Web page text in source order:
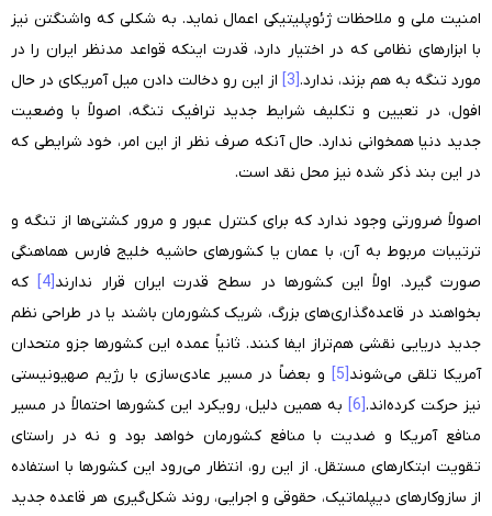
امنیت ملی و ملاحظات ژئوپلیتیکی اعمال نماید. به شکلی که واشنگتن نیز
با ابزارهای نظامی که در اختیار دارد، قدرت اینکه قواعد مدنظر ایران را در
مورد تنگه به هم بزند، ندارد.
از این رو دخالت‌ دادن میل آمریکای در حال
افول، در تعیین و تکلیف شرایط جدید ترافیک تنگه، اصولاً با وضعیت
جدید دنیا همخوانی ندارد. حال آنکه صرف نظر از این امر، خود شرایطی که
در این بند ذکر شده نیز محل نقد است.
اصولاً ضرورتی وجود ندارد که برای کنترل عبور و مرور کشتی‌ها از تنگه و
ترتیبات مربوط به آن، با عمان یا کشورهای حاشیه خلیج فارس هماهنگی
صورت گیرد. اولاً این کشورها در سطح قدرت ایران قرار ندارند
که
بخواهند در قاعده‌گذاری‌های بزرگ، شریک کشورمان باشند یا در طراحی نظم
جدید دریایی نقشی هم‌تراز ایفا کنند. ثانیاً عمده این کشورها جزو متحدان
آمریکا تلقی می‌شوند
و بعضاً در مسیر عادی‌سازی با رژیم صهیونیستی
نیز حرکت کرده‌اند.[6]
به همین دلیل، رویکرد این کشورها احتمالاً در مسیر
منافع آمریکا و ضدیت با منافع کشورمان خواهد بود و نه در راستای
تقویت ابتکارهای مستقل. از این رو، انتظار می‌رود این کشورها با استفاده
از سازوکارهای دیپلماتیک، حقوقی و اجرایی، روند شکل‌گیری هر قاعده جدید